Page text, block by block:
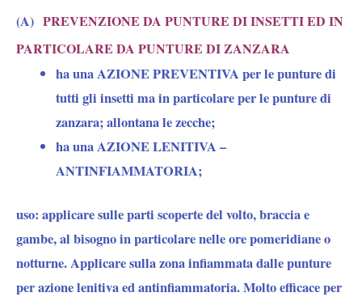
(A) PREVENZIONE DA PUNTURE DI INSETTI ED IN
PARTICOLARE DA PUNTURE DI ZANZARA
ha unaAZIONE PREVENTIVAper le punture di
tutti gli insetti ma in particolare per le punture di
zanzara; allontana le zecche;
ha unaAZIONE LENITIVA –
ANTINFIAMMATORIA;
uso: applicare sulle parti scoperte del volto, braccia e
gambe, al bisogno in particolare nelle ore pomeridiane o
notturne. Applicare sulla zona infiammata dalle punture
per azione lenitiva ed antinfiammatoria. Molto efficace per